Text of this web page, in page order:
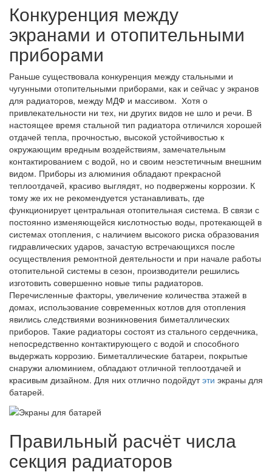
Конкуренция между
экранами и отопительными
приборами
Раньше существовала конкуренция между стальными и
чугунными отопительными приборами, как и сейчас у экранов
для радиаторов, между МДФ и массивом. Хотя о
привлекательности ни тех, ни других видов не шло и речи. В
настоящее время стальной тип радиатора отличился хорошей
отдачей тепла, прочностью, высокой устойчивостью к
окружающим вредным воздействиям, замечательным
контактированием с водой, но и своим неэстетичным внешним
видом. Приборы из алюминия обладают прекрасной
теплоотдачей, красиво выглядят, но подвержены коррозии. К
тому же их не рекомендуется устанавливать, где
функционирует центральная отопительная система. В связи с
постоянно изменяющейся кислотностью воды, протекающей в
системах отопления, с наличием высокого риска образования
гидравлических ударов, зачастую встречающихся после
осуществления ремонтной деятельности и при начале работы
отопительной системы в сезон, производители решились
изготовить совершенно новые типы радиаторов.
Перечисленные факторы, увеличение количества этажей в
домах, использование современных котлов для отопления
явились следствиями возникновения биметаллических
приборов. Такие радиаторы состоят из стального сердечника,
непосредственно контактирующего с водой и способного
выдержать коррозию. Биметаллические батареи, покрытые
снаружи алюминием, обладают отличной теплоотдачей и
красивым дизайном. Для них отлично подойдутэти экраны для
батарей.
Правильный расчёт числа
секция радиаторов